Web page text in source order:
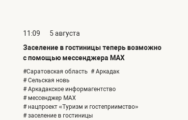
11:09
5 августа
Заселение в гостиницы теперь возможно
с помощью мессенджера MAX
#Саратовская область # Аркадак
# Сельская новь
# Аркадакское информагентство
# мессенджер MAX
# нацпроект «Туризм и гостеприимство»
# заселение в гостиницы